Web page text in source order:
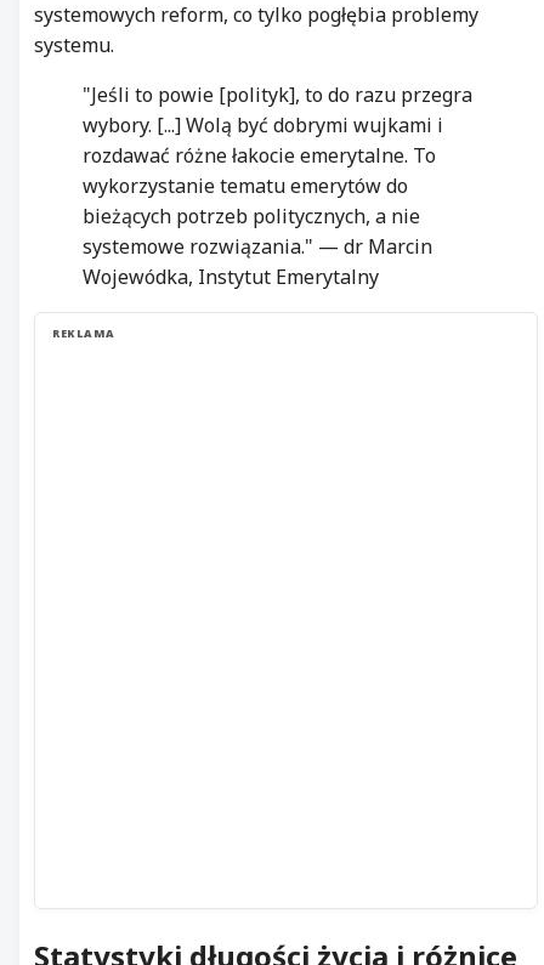
systemowych reform, co tylko pogłębia problemy
systemu.
"Jeśli to powie [polityk], to do razu przegra
wybory. [...] Wolą być dobrymi wujkami i
rozdawać różne łakocie emerytalne. To
wykorzystanie tematu emerytów do
bieżących potrzeb politycznych, a nie
systemowe rozwiązania." — dr Marcin
Wojewódka, Instytut Emerytalny
REKLAMA
Statystyki długości życia i różnice